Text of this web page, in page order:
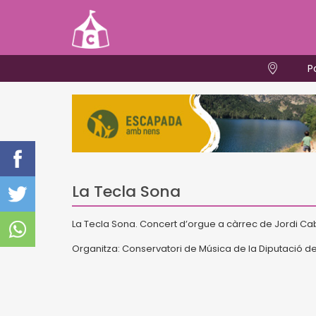
La Tecla Sona
La Tecla Sona. Concert d’orgue a càrrec de Jordi
Organitza: Conservatori de Música de la Diputació